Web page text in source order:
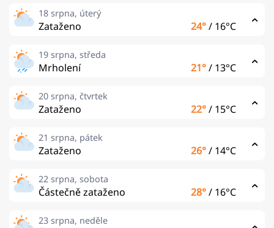
18 srpna, úterý
Zataženo 24°/ 16°C
19 srpna, středa
Mrholení 21°/ 13°C
20 srpna, čtvrtek
Zataženo 22°/ 15°C
21 srpna, pátek
Zataženo 26°/ 14°C
22 srpna, sobota
Částečně zataženo 28°/ 16°C
23 srpna, neděle